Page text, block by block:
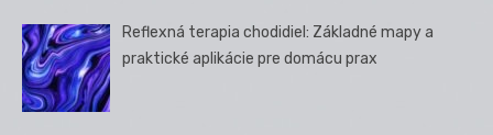
Reflexná terapia chodidiel: Základné mapy a
praktické aplikácie pre domácu prax